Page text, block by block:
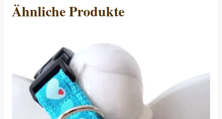
Ähnliche Produkte